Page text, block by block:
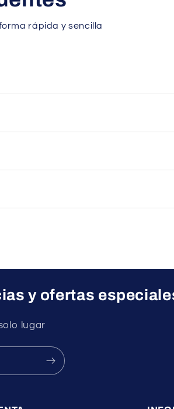
rápida y sencilla
y ofertas
lugar